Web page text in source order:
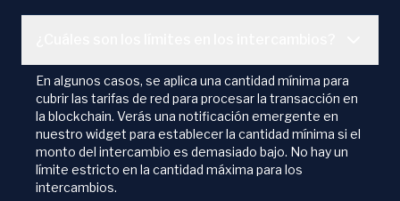
En algunos casos, se aplica una cantidad mínima para
cubrir las tarifas de red para procesar la transacción en
la blockchain. Verás una notificación emergente en
nuestro widget para establecer la cantidad mínima si el
monto del intercambio es demasiado bajo. No hay un
límite estricto en la cantidad máxima para los
intercambios.